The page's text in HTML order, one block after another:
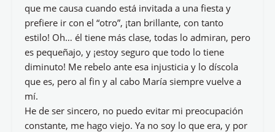
que me causa cuando está invitada a una fiesta y
prefiere ir con el “otro”, ¡tan brillante, con tanto
estilo! Oh… él tiene más clase, todas lo admiran, pero
es pequeñajo, y ¡estoy seguro que todo lo tiene
diminuto! Me rebelo ante esa injusticia y lo díscola
que es, pero al fin y al cabo María siempre vuelve a
mí.
He de ser sincero, no puedo evitar mi preocupación
constante, me hago viejo. Ya no soy lo que era, y por